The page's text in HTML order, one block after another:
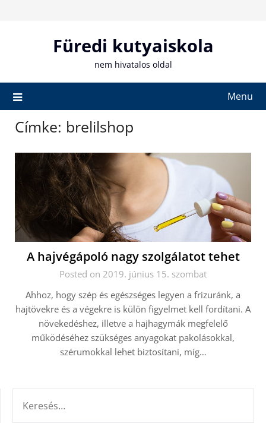
Füredi kutyaiskola
nem hivatalos oldal
Menu
Címke: brelilshop
A hajvégápoló nagy szolgálatot tehet
Posted on 2019. június 15. szombat
Ahhoz, hogy szép és egészséges legyen a frizuránk, a
hajtövekre és a végekre is külön figyelmet kell fordítani. A
növekedéshez, illetve a hajhagymák megfelelő
működéséhez szükséges anyagokat pakolásokkal,
szérumokkal lehet biztosítani, míg…